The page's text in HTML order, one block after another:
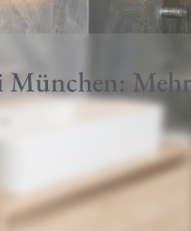
München: